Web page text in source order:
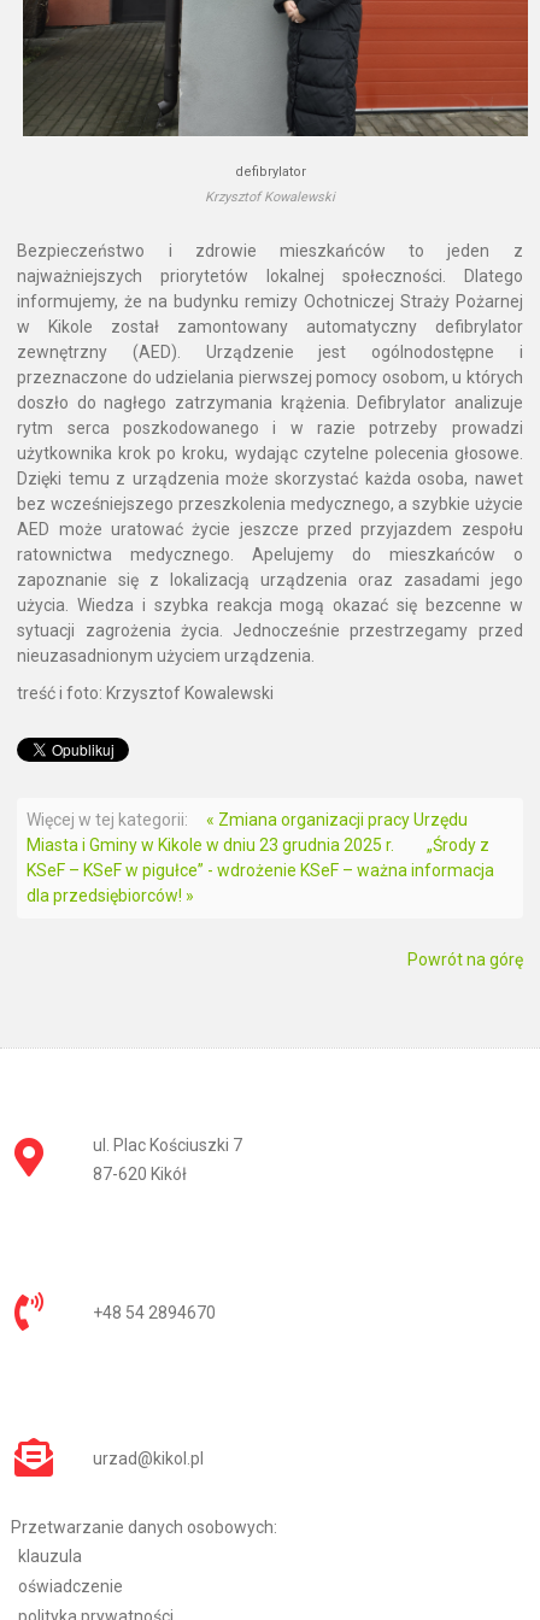
defibrylator
Krzysztof Kowalewski
Bezpieczeństwo i zdrowie mieszkańców to jeden z
najważniejszych priorytetów lokalnej społeczności. Dlatego
informujemy, że na budynku remizy Ochotniczej Straży Pożarnej
w Kikole został zamontowany automatyczny defibrylator
zewnętrzny (AED). Urządzenie jest ogólnodostępne i
przeznaczone do udzielania pierwszej pomocy osobom, u których
doszło do nagłego zatrzymania krążenia. Defibrylator analizuje
rytm serca poszkodowanego i w razie potrzeby prowadzi
użytkownika krok po kroku, wydając czytelne polecenia głosowe.
Dzięki temu z urządzenia może skorzystać każda osoba, nawet
bez wcześniejszego przeszkolenia medycznego, a szybkie użycie
AED może uratować życie jeszcze przed przyjazdem zespołu
ratownictwa medycznego. Apelujemy do mieszkańców o
zapoznanie się z lokalizacją urządzenia oraz zasadami jego
użycia. Wiedza i szybka reakcja mogą okazać się bezcenne w
sytuacji zagrożenia życia. Jednocześnie przestrzegamy przed
nieuzasadnionym użyciem urządzenia.
treść i foto: Krzysztof Kowalewski
Więcej w tej kategorii:
« Zmiana organizacji pracy Urzędu
Miasta i Gminy w Kikole w dniu 23 grudnia 2025 r.
„Środy z
KSeF – KSeF w pigułce” - wdrożenie KSeF – ważna informacja
dla przedsiębiorców! »
Powrót na górę
ul. Plac Kościuszki 7
87-620 Kikół
+48 54 2894670
urzad@kikol.pl
Przetwarzanie danych osobowych:
klauzula
oświadczenie